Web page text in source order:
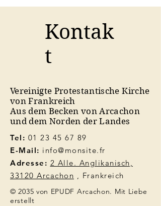
Kontak
t
Vereinigte Protestantische Kirche
von Frankreich
Aus dem Becken von Arcachon
und dem Norden der Landes
Tel: 01 23 45 67 89
E-Mail: info@monsite.fr
Adresse: 2 Alle. Anglikanisch,
33120 Arcachon , Frankreich
© 2035 von EPUDF Arcachon. Mit Liebe
erstellt